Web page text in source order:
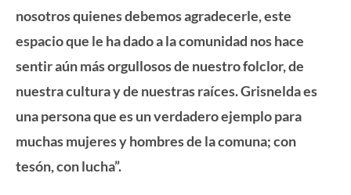
nosotros quienes debemos agradecerle, este
espacio que le ha dado a la comunidad nos hace
sentir aún más orgullosos de nuestro folclor, de
nuestra cultura y de nuestras raíces. Grisnelda es
una persona que es un verdadero ejemplo para
muchas mujeres y hombres de la comuna; con
tesón, con lucha”.